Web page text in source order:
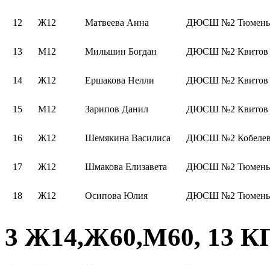
12 Ж12 Матвеева Анна ДЮСШ №2 Тюмень
13 М12 Мильшин Богдан ДЮСШ №2 Квитов
14 Ж12 Ершакова Нелли ДЮСШ №2 Квитов
15 М12 Зарипов Данил ДЮСШ №2 Квитов
16 Ж12 Шемякина Василиса ДЮСШ №2
17 Ж12 Шмакова Елизавета ДЮСШ №2 Тюмень
18 Ж12 Осипова Юлия ДЮСШ №2 Тюмень
3 Ж14,Ж60,М60, 13